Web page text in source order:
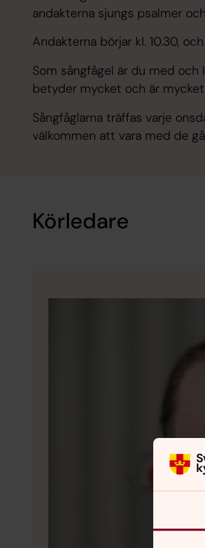
andakterna sjungs psalmer
Andakterna börjar kl. 10.30,
Som sångfågel är du med
betyder mycket och är
Sångfåglarna träffas varje
välkommen att vara med de
Körledare